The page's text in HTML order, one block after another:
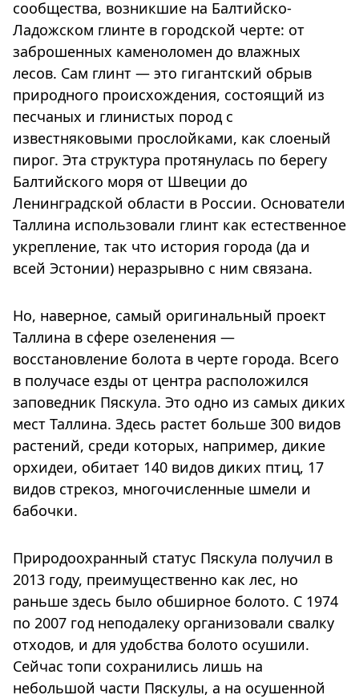
сообщества, возникшие на Балтийско-
Ладожском глинте в городской черте: от
заброшенных каменоломен до влажных
лесов. Сам глинт — это гигантский обрыв
природного происхождения, состоящий из
песчаных и глинистых пород с
известняковыми прослойками, как слоеный
пирог. Эта структура протянулась по берегу
Балтийского моря от Швеции до
Ленинградской области в России. Основатели
Таллина использовали глинт как естественное
укрепление, так что история города (да и
всей Эстонии) неразрывно с ним связана.
Но, наверное, самый оригинальный проект
Таллина в сфере озеленения —
восстановление болота в черте города. Всего
в получасе езды от центра расположился
заповедник Пяскула. Это одно из самых диких
мест Таллина. Здесь растет больше 300 видов
растений, среди которых, например, дикие
орхидеи, обитает 140 видов диких птиц, 17
видов стрекоз, многочисленные шмели и
бабочки.
Природоохранный статус Пяскула получил в
2013 году, преимущественно как лес, но
раньше здесь было обширное болото. С 1974
по 2007 год неподалеку организовали свалку
отходов, и для удобства болото осушили.
Сейчас топи сохранились лишь на
небольшой части Пяскулы, а на осушенной